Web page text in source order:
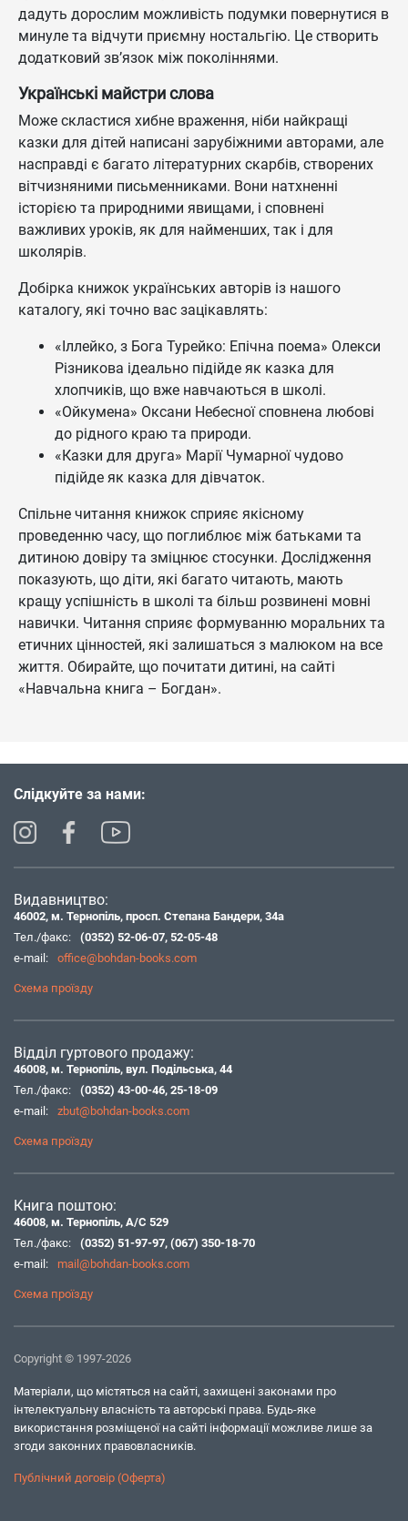
дадуть дорослим можливість подумки повернутися в
минуле та відчути приємну ностальгію. Це створить
додатковий зв’язок між поколіннями.
Українські майстри слова
Може скластися хибне враження, ніби найкращі
казки для дітей написані зарубіжними авторами, але
насправді є багато літературних скарбів, створених
вітчизняними письменниками. Вони натхненні
історією та природними явищами, і сповнені
важливих уроків, як для найменших, так і для
школярів.
Добірка книжок українських авторів із нашого
каталогу, які точно вас зацікавлять:
«Іллейко, з Бога Турейко: Епічна поема» Олекси
Різникова ідеально підійде як казка для
хлопчиків, що вже навчаються в школі.
«Ойкумена» Оксани Небесної сповнена любові
до рідного краю та природи.
«Казки для друга» Марії Чумарної чудово
підійде як казка для дівчаток.
Спільне читання книжок сприяє якісному
проведенню часу, що поглиблює між батьками та
дитиною довіру та зміцнює стосунки. Дослідження
показують, що діти, які багато читають, мають
кращу успішність в школі та більш розвинені мовні
навички. Читання сприяє формуванню моральних та
етичних цінностей, які залишаться з малюком на все
життя. Обирайте, що почитати дитині, на сайті
«Навчальна книга – Богдан».
Слідкуйте за нами:
Видавництво:
46002, м. Тернопіль, просп. Степана Бандери, 34а
Тел./факс:
(0352) 52-06-07, 52-05-48
e-mail:
office@bohdan-books.com
Схема проїзду
Відділ гуртового продажу:
46008, м. Тернопіль, вул. Подільська, 44
Тел./факс:
(0352) 43-00-46, 25-18-09
e-mail:
zbut@bohdan-books.com
Схема проїзду
Книга поштою:
46008, м. Тернопіль, А/С 529
Тел./факс:
(0352) 51-97-97, (067) 350-18-70
e-mail:
mail@bohdan-books.com
Схема проїзду
Copyright © 1997-2026
Матеріали, що містяться на сайті, захищені законами про
інтелектуальну власність та авторські права. Будь-яке
використання розміщеної на сайті інформації можливе лише за
згоди законних правовласників.
Публічний договір (Оферта)